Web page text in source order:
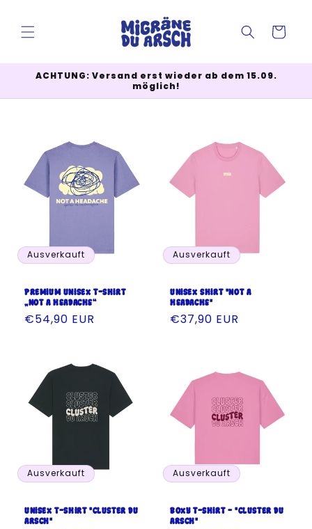
Inhalt
Warenkorb
ACHTUNG: Versand erst wieder ab dem 15.09.
möglich!
Ausverkauft
Premium Unisex T-Shirt
„NOT A HEADACHE“
Normaler
€54,90 EUR
Ausverkauft
Unisex Shirt "NOT A
HEADACHE"
Normaler
€37,90 EUR
Ausverkauft
Unisex T-Shirt "Cluster du
Arsch"
Ausverkauft
Boxy T-Shirt - "Cluster du
Arsch"